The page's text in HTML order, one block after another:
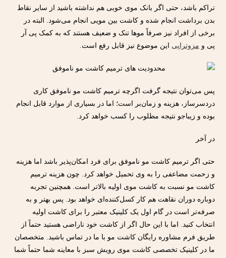
تراکم باشد، حتی اگر بانک موی خوبی هم نداشته باشید از سایر نقاط
بدن برداشت انجام شده و کاشت بین مویی انجام می‌شود. البته در
برخی از افراد نیز صرفاً موها تنک و ضعیف هستند که به کمک پی آر
پی و مزوتراپی این موضوع نیز قابل رفع است.
پس می‌توان نتیجه گرفت اگرچه ترمیم کاشت مو ناموفق کاری
دردسرساز، هزینه و زمان‌بر است؛ اما در بسیاری از موارد قابل انجام
بوده و زیباجو نتیجه مطلوب را کسب خواهد کرد.
در آخر
حتی اگر ترمیم کاشت مو ناموفق برای فرد امکان‌پذیر باشد اما هزینه
و زحمت مضاعفی را به وی تحمیل خواهد کرد. چون هزینه ترمیم
کاشت مو نسبت به کاشت موی اولیه بالاتر است. همچنین تجربه
دوباره دوران نقاهت هم کار کسل‌کننده‌ای خواهد بود. پس بهتر و به
صرفه‌تر است در گام اول یک کلینیک معتبر را برای کاشت اولیه
انتخاب کنید. اما با این حال اگر از کاشت خود ناراضی هستید حتماً از
طریق فرم مشاوره رایگان کاشت مو با ما در تماس باشید. متخصصان
ما در کلینیک تخصصی کاشت موی رویش سبز با معاینه شما حتماً شما